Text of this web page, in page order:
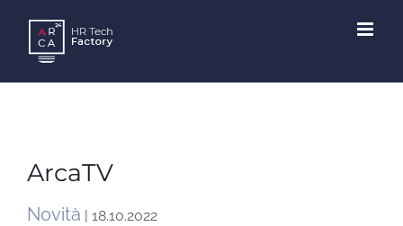
content
ArcaTV
Novità | 18.10.2022